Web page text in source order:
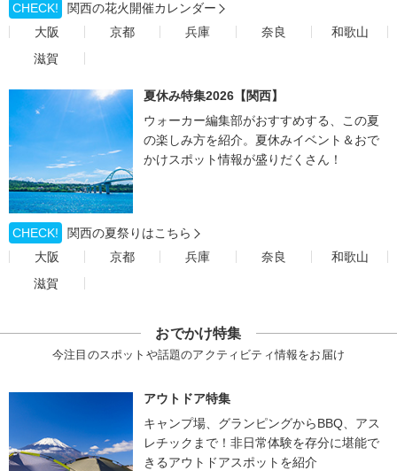
CHECK!
関西の花火開催カレンダー
大阪
京都 兵庫 奈良
和歌山
滋賀
夏休み特集2026【関西】
ウォーカー編集部がおすすめする、この夏
の楽しみ方を紹介。夏休みイベント＆おで
かけスポット情報が盛りだくさん！
CHECK!
関西の夏祭りはこちら
大阪
京都 兵庫 奈良
和歌山
滋賀
おでかけ特集
今注目のスポットや話題のアクティビティ情報をお届け
アウトドア特集
キャンプ場、グランピングからBBQ、アス
レチックまで！非日常体験を存分に堪能で
きるアウトドアスポットを紹介